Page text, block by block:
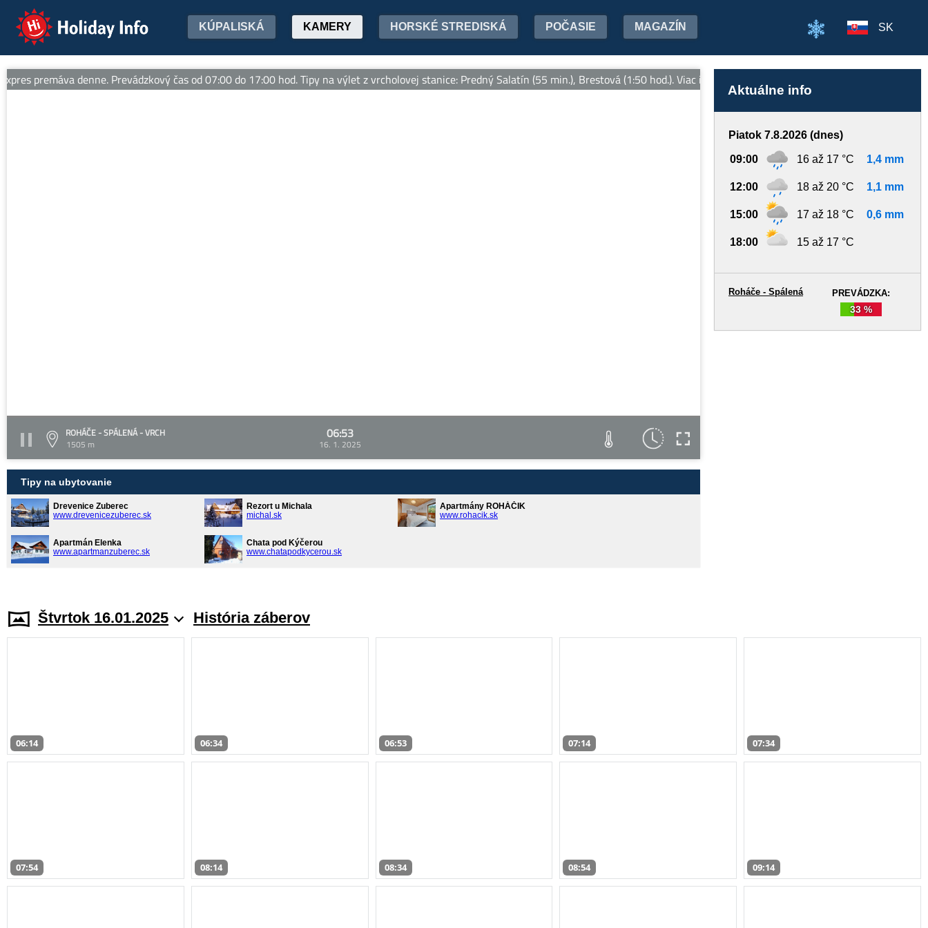
Holiday Info KÚPALISKÁ KAMERY HORSKÉ STREDISKÁ POČASIE MAGAZÍN SK
premáva denne. Prevádzkový čas od 07:00 do 17:00 hod. Tipy na výlet z vrcholovej stanice: Predný Salatín (55 min.), Brestová (1:50 hod.). Viac informácií: www.rohacespalena.sk
ROHÁČE - SPÁLENÁ - VRCH
1505 m
06:53
16. 1. 2025
Tipy na ubytovanie
Drevenice Zuberec
www.drevenicezuberec.sk
Rezort u Michala
michal.sk
Apartmány ROHÁČIK
www.rohacik.sk
Apartmán Elenka
www.apartmanzuberec.sk
Chata pod Kýčerou
www.chatapodkycerou.sk
Aktuálne info
Piatok 7.8.2026 (dnes)
09:00 16 až 17 °C 1,4 mm
12:00 18 až 20 °C 1,1 mm
15:00 17 až 18 °C 0,6 mm
18:00 15 až 17 °C
PREVÁDZKA:
33 %
Roháče - Spálená
Štvrtok 16.01.2025 História záberov
06:14 06:34 06:53 07:14 07:34
07:54 08:14 08:34 08:54 09:14